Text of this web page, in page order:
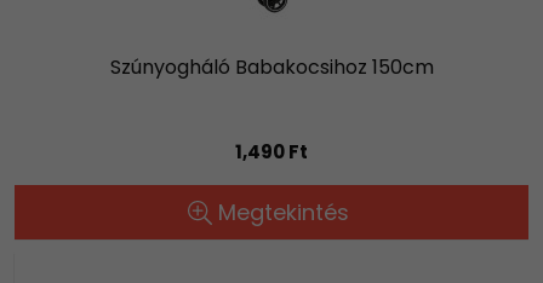
Szúnyogháló Babakocsihoz 150cm
1,490 Ft
Megtekintés